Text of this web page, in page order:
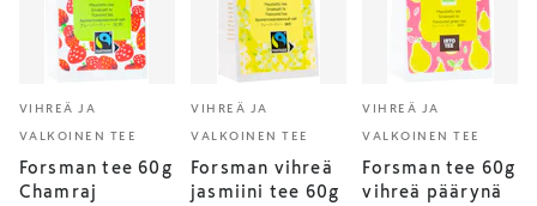
VIHREÄ JA
VALKOINEN TEE
Forsman tee 60g
Chamraj
VIHREÄ JA
VALKOINEN TEE
Forsman vihreä
jasmiini tee 60g
VIHREÄ JA
VALKOINEN TEE
Forsman tee 60g
vihreä päärynä